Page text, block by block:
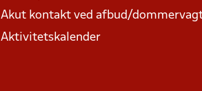
Akut kontakt ved afbud/
Aktivitetskalender